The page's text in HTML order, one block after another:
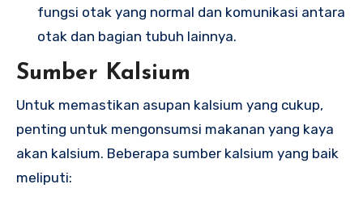
fungsi otak yang normal dan komunikasi antara
otak dan bagian tubuh lainnya.
Sumber Kalsium
Untuk memastikan asupan kalsium yang cukup,
penting untuk mengonsumsi makanan yang kaya
akan kalsium. Beberapa sumber kalsium yang baik
meliputi: